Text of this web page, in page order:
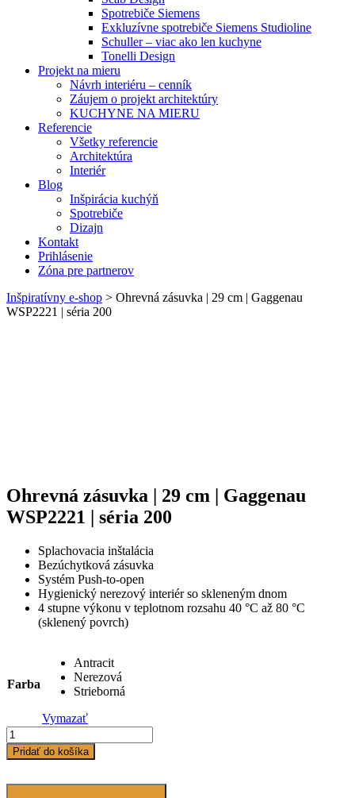
Spotrebiče Siemens
Exkluzívne spotrebiče Siemens Studioline
Schuller – viac ako len kuchyne
Tonelli Design
Projekt na mieru
Návrh interiéru – cenník
Záujem o projekt architektúry
KUCHYNE NA MIERU
Referencie
Všetky referencie
Architektúra
Interiér
Blog
Inšpirácia kuchýň
Spotrebiče
Dizajn
Kontakt
Prihlásenie
Zóna pre partnerov
Inšpiratívny e-shop > Ohrevná zásuvka | 29 cm | Gaggenau
WSP2221 | séria 200
Ohrevná zásuvka | 29 cm | Gaggenau
WSP2221 | séria 200
Splachovacia inštalácia
Bezúchytková zásuvka
Systém Push-to-open
Hygienický nerezový interiér so skleneným dnom
4 stupne výkonu v teplotnom rozsahu 40 °C až 80 °C
(sklenený povrch)
Farba
Antracit
Nerezová
Strieborná
Vymazať
množstvo
Ohrevná
zásuvka
29
Pridať do košíka